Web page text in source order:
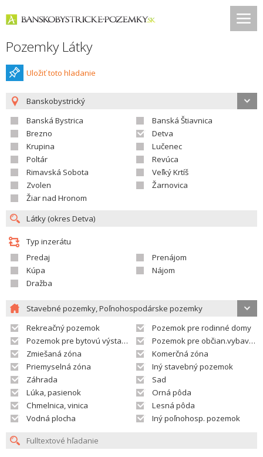
Pozemky Látky
Uložiť toto hladanie
Banskobystrický
Banská Bystrica
Banská Štiavnica
Brezno
Detva
Krupina
Lučenec
Poltár
Revúca
Rimavská Sobota
Veľký Krtíš
Zvolen
Žarnovica
Žiar nad Hronom
Typ inzerátu
Predaj
Prenájom
Kúpa
Nájom
Dražba
Stavebné pozemky, Poľnohospodárske pozemky
Rekreačný pozemok
Pozemok pre rodinné domy
Pozemok pre bytovú výstavbu
Pozemok pre občian.vybavenosť
Zmiešaná zóna
Komerčná zóna
Priemyselná zóna
Iný stavebný pozemok
Záhrada
Sad
Lúka, pasienok
Orná pôda
Chmelnica, vinica
Lesná pôda
Vodná plocha
Iný poľnohosp. pozemok